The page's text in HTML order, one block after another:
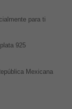
para ti
925
Mexicana